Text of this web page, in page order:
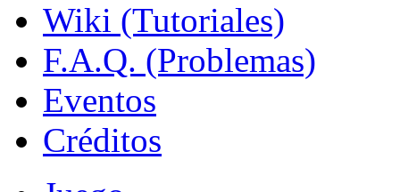
Wiki (Tutoriales)
F.A.Q. (Problemas)
Eventos
Créditos